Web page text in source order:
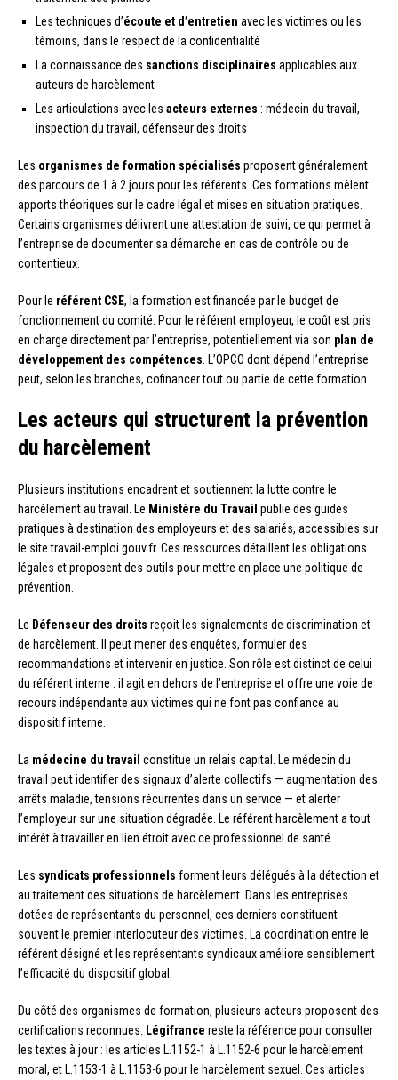
Les techniques d’écoute et d’entretien avec les victimes ou les
témoins, dans le respect de la confidentialité
La connaissance des sanctions disciplinaires applicables aux
auteurs de harcèlement
Les articulations avec les acteurs externes : médecin du travail,
inspection du travail, défenseur des droits
Les organismes de formation spécialisés proposent généralement
des parcours de 1 à 2 jours pour les référents. Ces formations mêlent
apports théoriques sur le cadre légal et mises en situation pratiques.
Certains organismes délivrent une attestation de suivi, ce qui permet à
l’entreprise de documenter sa démarche en cas de contrôle ou de
contentieux.
Pour le référent CSE, la formation est financée par le budget de
fonctionnement du comité. Pour le référent employeur, le coût est pris
en charge directement par l’entreprise, potentiellement via son plan de
développement des compétences . L’OPCO dont dépend l’entreprise
peut, selon les branches, cofinancer tout ou partie de cette formation.
Les acteurs qui structurent la prévention
du harcèlement
Plusieurs institutions encadrent et soutiennent la lutte contre le
harcèlement au travail. Le Ministère du Travail publie des guides
pratiques à destination des employeurs et des salariés, accessibles sur
le site travail-emploi.gouv.fr. Ces ressources détaillent les obligations
légales et proposent des outils pour mettre en place une politique de
prévention.
Le Défenseur des droits reçoit les signalements de discrimination et
de harcèlement. Il peut mener des enquêtes, formuler des
recommandations et intervenir en justice. Son rôle est distinct de celui
du référent interne : il agit en dehors de l’entreprise et offre une voie de
recours indépendante aux victimes qui ne font pas confiance au
dispositif interne.
La médecine du travail constitue un relais capital. Le médecin du
travail peut identifier des signaux d’alerte collectifs — augmentation des
arrêts maladie, tensions récurrentes dans un service — et alerter
l’employeur sur une situation dégradée. Le référent harcèlement a tout
intérêt à travailler en lien étroit avec ce professionnel de santé.
Les syndicats professionnels forment leurs délégués à la détection et
au traitement des situations de harcèlement. Dans les entreprises
dotées de représentants du personnel, ces derniers constituent
souvent le premier interlocuteur des victimes. La coordination entre le
référent désigné et les représentants syndicaux améliore sensiblement
l’efficacité du dispositif global.
Du côté des organismes de formation, plusieurs acteurs proposent des
certifications reconnues. Légifrance reste la référence pour consulter
les textes à jour : les articles L.1152-1 à L.1152-6 pour le harcèlement
moral, et L.1153-1 à L.1153-6 pour le harcèlement sexuel. Ces articles